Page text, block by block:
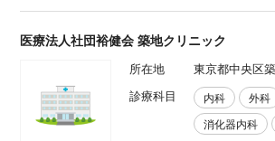
医療法人社団裕健会 築地クリニック
所在地
東京都中央区
診療科目
内科 外科
消化器内科